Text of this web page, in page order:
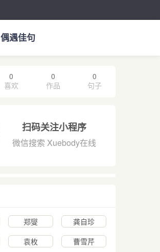
偶遇佳句
0
喜欢
0
作品
0
句子
扫码关注小程序
微信搜索 Xuebody在线
郑燮
龚自珍
袁枚
曹雪芹